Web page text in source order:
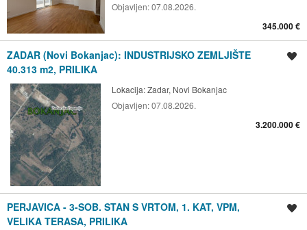
Objavljen:07.08.2026.
345.000 €
ZADAR (Novi Bokanjac): INDUSTRIJSKO ZEMLJIŠTE
40.313 m2, PRILIKA
Lokacija:Zadar, Novi Bokanjac
Objavljen:07.08.2026.
3.200.000 €
PERJAVICA - 3-SOB. STAN S VRTOM, 1. KAT, VPM,
VELIKA TERASA, PRILIKA